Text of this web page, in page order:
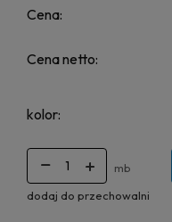
Cena:
Cena netto:
kolor:
mb
dodaj do przechowalni